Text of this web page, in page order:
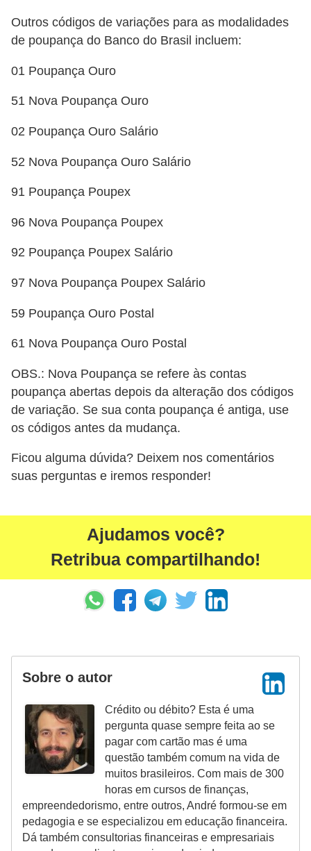
Outros códigos de variações para as modalidades
de poupança do Banco do Brasil incluem:
01 Poupança Ouro
51 Nova Poupança Ouro
02 Poupança Ouro Salário
52 Nova Poupança Ouro Salário
91 Poupança Poupex
96 Nova Poupança Poupex
92 Poupança Poupex Salário
97 Nova Poupança Poupex Salário
59 Poupança Ouro Postal
61 Nova Poupança Ouro Postal
OBS.: Nova Poupança se refere às contas
poupança abertas depois da alteração dos códigos
de variação. Se sua conta poupança é antiga, use
os códigos antes da mudança.
Ficou alguma dúvida? Deixem nos comentários
suas perguntas e iremos responder!
Ajudamos você?
Retribua compartilhando!
Sobre o autor
Crédito ou débito? Esta é uma
pergunta quase sempre feita ao se
pagar com cartão mas é uma
questão também comum na vida de
muitos brasileiros. Com mais de 300
horas em cursos de finanças,
empreendedorismo, entre outros, André formou-se em
pedagogia e se especializou em educação financeira.
Dá também consultorias financeiras e empresariais
s
t
o
r
e
d
a
N
g
o
i
a
ç
ã
o
P
o
ç
r
o
r
a
m
a
s
d
e